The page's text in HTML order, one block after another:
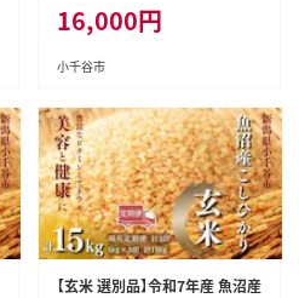
16,000円
小千谷市
【玄米 選別品】令和7年産 魚沼産